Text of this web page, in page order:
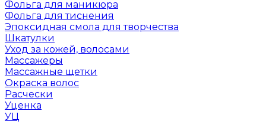
Фольга для маникюра
Фольга для тиснения
Эпоксидная смола для творчества
Шкатулки
Уход за кожей, волосами
Массажеры
Массажные щетки
Окраска волос
Расчески
Уценка
УЦ